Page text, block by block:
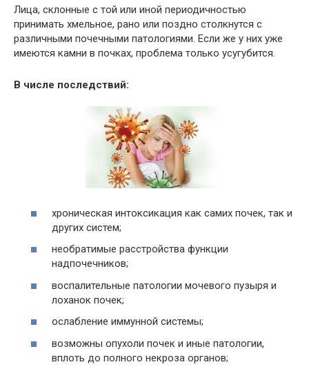
Лица, склонные с той или иной периодичностью
принимать хмельное, рано или поздно столкнутся с
различными почечными патологиями. Если же у них уже
имеются камни в почках, проблема только усугубится.
В числе последствий:
хроническая интоксикация как самих почек, так и
других систем;
необратимые расстройства функции
надпочечников;
воспалительные патологии мочевого пузыря и
лоханок почек;
ослабление иммунной системы;
возможны опухоли почек и иные патологии,
вплоть до полного некроза органов;